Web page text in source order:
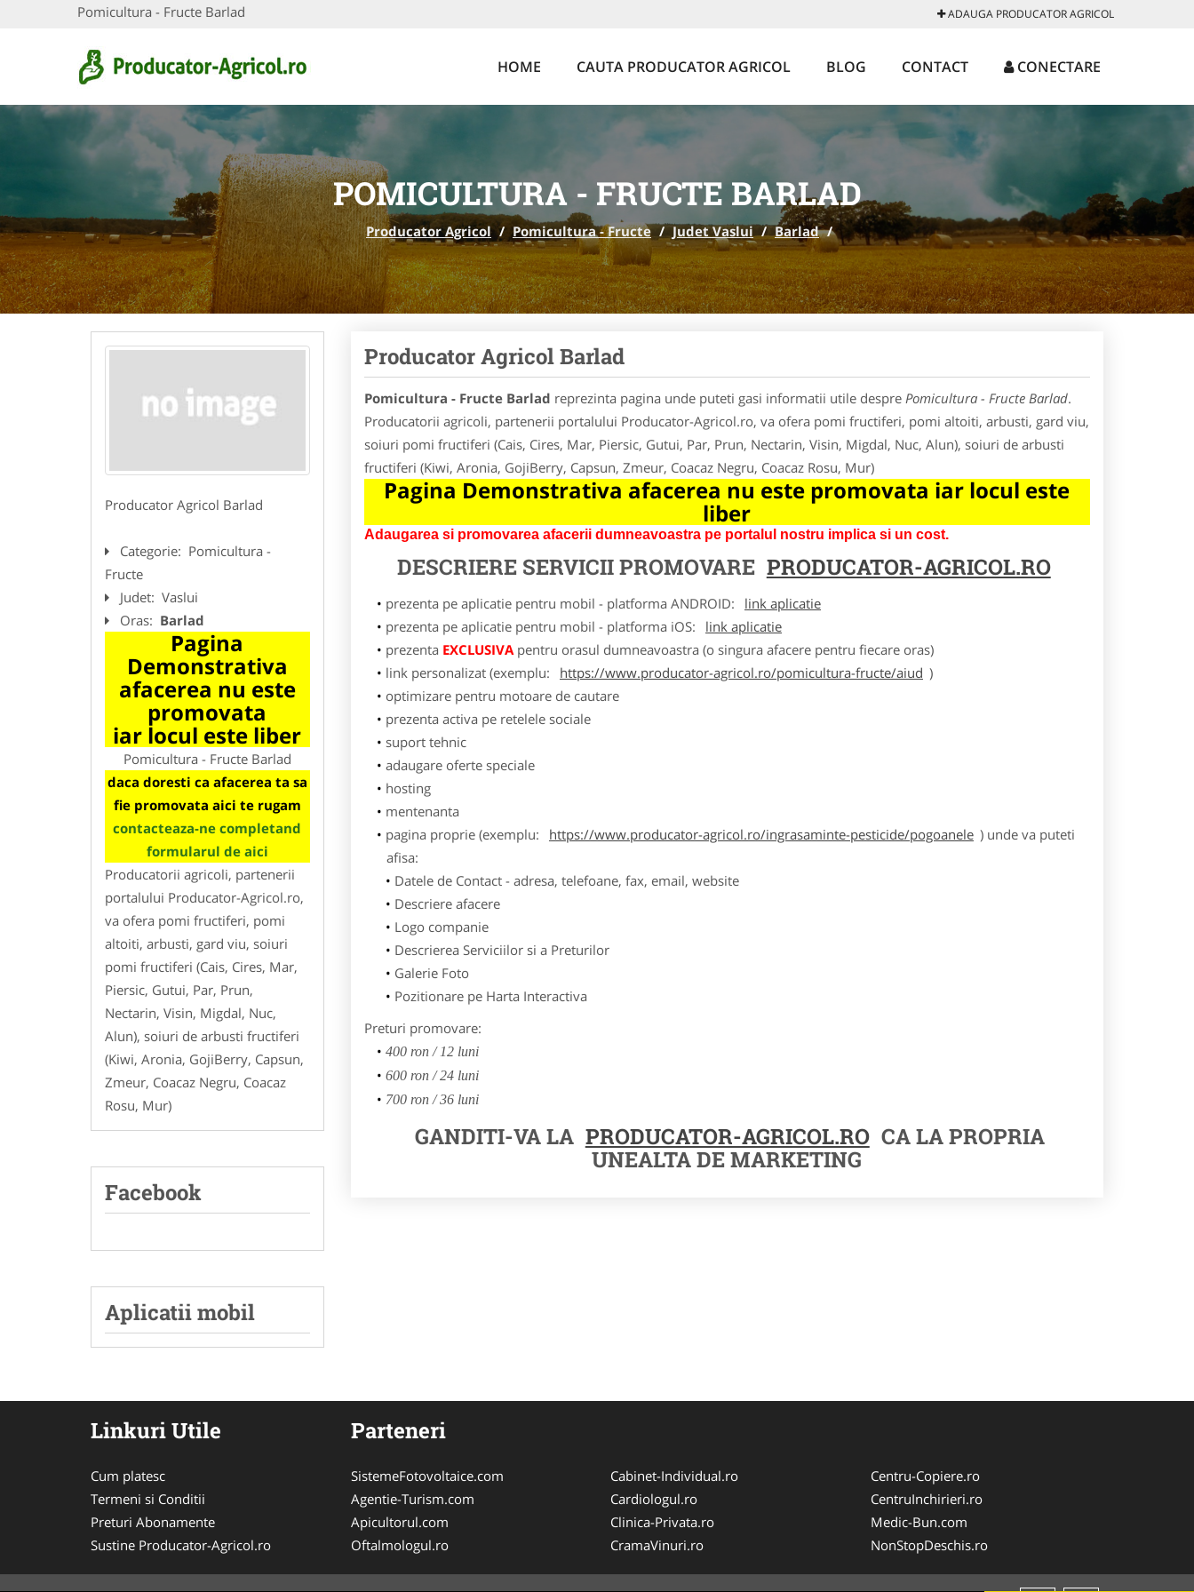
Pomicultura - Fructe Barlad ADAUGA PRODUCATOR AGRICOL
HOME CAUTA PRODUCATOR AGRICOL BLOG CONTACT CONECTARE
POMICULTURA - FRUCTE BARLAD
Producator Agricol / Pomicultura - Fructe / Judet Vaslui / Barlad /
Producator Agricol Barlad
Categorie: Pomicultura -
Fructe
Judet: Vaslui
Oras: Barlad
Pagina
Demonstrativa
afacerea nu este
promovata
iar locul este liber
Pomicultura - Fructe Barlad
daca doresti ca afacerea ta sa
fie promovata aici te rugam
contacteaza-ne completand
formularul de aici
Producatorii agricoli, partenerii
portalului Producator-Agricol.ro,
va ofera pomi fructiferi, pomi
altoiti, arbusti, gard viu, soiuri
pomi fructiferi (Cais, Cires, Mar,
Piersic, Gutui, Par, Prun,
Nectarin, Visin, Migdal, Nuc,
Alun), soiuri de arbusti fructiferi
(Kiwi, Aronia, GojiBerry, Capsun,
Zmeur, Coacaz Negru, Coacaz
Rosu, Mur)
Facebook
Aplicatii mobil
Producator Agricol Barlad
Pomicultura - Fructe Barlad reprezinta pagina unde puteti gasi informatii utile despre Pomicultura - Fructe Barlad.
Producatorii agricoli, partenerii portalului Producator-Agricol.ro, va ofera pomi fructiferi, pomi altoiti, arbusti, gard viu,
soiuri pomi fructiferi (Cais, Cires, Mar, Piersic, Gutui, Par, Prun, Nectarin, Visin, Migdal, Nuc, Alun), soiuri de arbusti
fructiferi (Kiwi, Aronia, GojiBerry, Capsun, Zmeur, Coacaz Negru, Coacaz Rosu, Mur)
Pagina Demonstrativa afacerea nu este promovata iar locul este
liber
Adaugarea si promovarea afacerii dumneavoastra pe portalul nostru implica si un cost.
DESCRIERE SERVICII PROMOVARE PRODUCATOR-AGRICOL.RO
prezenta pe aplicatie pentru mobil - platforma ANDROID:
link aplicatie
prezenta pe aplicatie pentru mobil - platforma iOS:
link aplicatie
prezenta EXCLUSIVApentru orasul dumneavoastra (o singura afacere pentru fiecare oras)
link personalizat (exemplu:
https://www.producator-agricol.ro/pomicultura-fructe/aiud )
optimizare pentru motoare de cautare
prezenta activa pe retelele sociale
suport tehnic
adaugare oferte speciale
hosting
mentenanta
pagina proprie (exemplu:
https://www.producator-agricol.ro/ingrasaminte-pesticide/pogoanele ) unde va puteti
afisa:
Datele de Contact - adresa, telefoane, fax, email, website
Descriere afacere
Logo companie
Descrierea Serviciilor si a Preturilor
Galerie Foto
Pozitionare pe Harta Interactiva
Preturi promovare:
400 ron / 12 luni
600 ron / 24 luni
700 ron / 36 luni
GANDITI-VA LA PRODUCATOR-AGRICOL.RO CA LA PROPRIA
UNEALTA DE MARKETING
Linkuri Utile
Cum platesc
Termeni si Conditii
Preturi Abonamente
Sustine Producator-Agricol.ro
Parteneri
SistemeFotovoltaice.com
Agentie-Turism.com
Apicultorul.com
Oftalmologul.ro
Cabinet-Individual.ro
Cardiologul.ro
Clinica-Privata.ro
CramaVinuri.ro
Centru-Copiere.ro
CentruInchirieri.ro
Medic-Bun.com
NonStopDeschis.ro